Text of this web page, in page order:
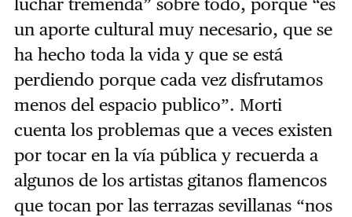
un aporte cultural muy necesario, que se
ha hecho toda la vida y que se está
perdiendo porque cada vez disfrutamos
menos del espacio publico”. Morti
cuenta los problemas que a veces existen
por tocar en la vía pública y recuerda a
algunos de los artistas gitanos flamencos
que tocan por las terrazas sevillanas “nos